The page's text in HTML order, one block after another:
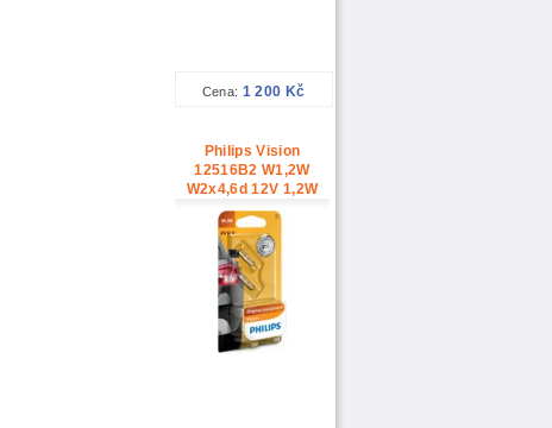
Cena: 1 200 Kč
Philips Vision
12516B2 W1,2W
W2x4,6d 12V 1,2W